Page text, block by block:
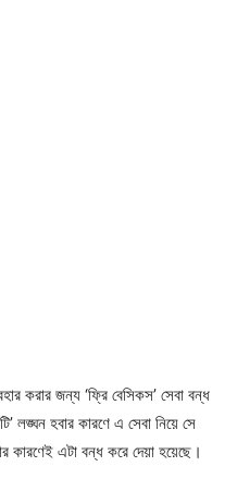
করার জন্য ‘ফ্রি বেসিকস’ সেবা বন্ধ
লঙ্ঘন হবার কারণে এ সেবা নিয়ে সে
কারণেই এটা বন্ধ করে দেয়া হয়েছে।